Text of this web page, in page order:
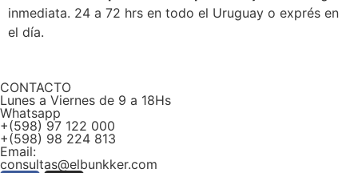
inmediata. 24 a 72 hrs en todo el Uruguay o exprés en
el día.
CONTACTO
Lunes a Viernes de 9 a 18Hs
Whatsapp
+(598) 97 122 000
+(598) 98 224 813
Email:
consultas@elbunkker.com